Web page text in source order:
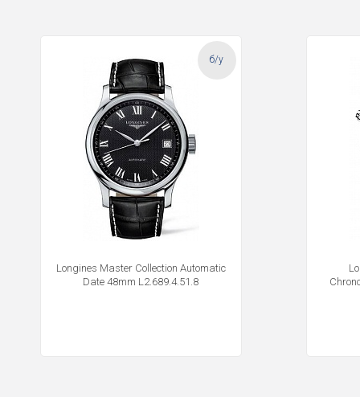
б/у
Longines Master Collection Automatic
Date 48mm L2.689.4.51.8